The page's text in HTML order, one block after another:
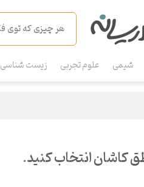
شیمی علوم تجربی زیست شناسی
کاشان انتخاب کنید.